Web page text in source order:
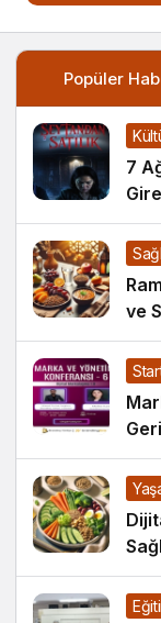
Popüler
7
ve